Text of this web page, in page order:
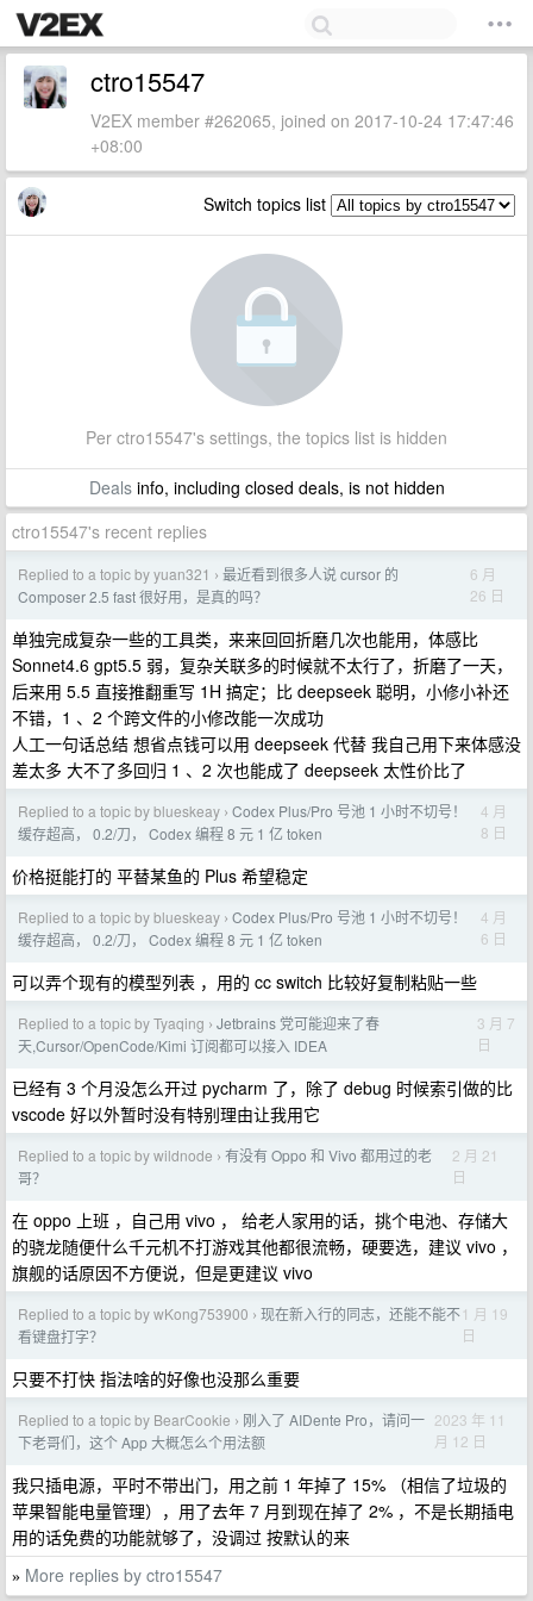
ctro15547
V2EX member #262065, joined on 2017-10-24 17:47:46
+08:00
Switch topics list
Per ctro15547's settings, the topics list is hidden
Dealsinfo, including closed deals, is not hidden
ctro15547's recent replies
Replied to a topic by yuan321 › 最近看到很多人说 cursor 的
Composer 2.5 fast 很好用，是真的吗？
6 月
26 日
单独完成复杂一些的工具类，来来回回折磨几次也能用，体感比
Sonnet4.6 gpt5.5 弱，复杂关联多的时候就不太行了，折磨了一天，
后来用 5.5 直接推翻重写 1H 搞定；比 deepseek 聪明，小修小补还
不错，1 、2 个跨文件的小修改能一次成功
人工一句话总结 想省点钱可以用 deepseek 代替 我自己用下来体感没
差太多 大不了多回归 1 、2 次也能成了 deepseek 太性价比了
Replied to a topic by blueskeay › Codex Plus/Pro 号池 1 小时不切号！
缓存超高， 0.2/刀， Codex 编程 8 元 1 亿 token
4 月
8 日
价格挺能打的 平替某鱼的 Plus 希望稳定
Replied to a topic by blueskeay › Codex Plus/Pro 号池 1 小时不切号！
缓存超高， 0.2/刀， Codex 编程 8 元 1 亿 token
4 月
6 日
可以弄个现有的模型列表 ，用的 cc switch 比较好复制粘贴一些
Replied to a topic by Tyaqing › Jetbrains 党可能迎来了春
天,Cursor/OpenCode/Kimi 订阅都可以接入 IDEA
3 月 7
日
已经有 3 个月没怎么开过 pycharm 了，除了 debug 时候索引做的比
vscode 好以外暂时没有特别理由让我用它
Replied to a topic by wildnode › 有没有 Oppo 和 Vivo 都用过的老
哥？
2 月 21
日
在 oppo 上班 ，自己用 vivo ， 给老人家用的话，挑个电池、存储大
的骁龙随便什么千元机不打游戏其他都很流畅，硬要选，建议 vivo ，
旗舰的话原因不方便说，但是更建议 vivo
Replied to a topic by wKong753900 › 现在新入行的同志，还能不能不
看键盘打字？
1 月 19
日
只要不打快 指法啥的好像也没那么重要
Replied to a topic by BearCookie › 刚入了 AIDente Pro，请问一
下老哥们，这个 App 大概怎么个用法额
2023 年 11
月 12 日
我只插电源，平时不带出门，用之前 1 年掉了 15% （相信了垃圾的
苹果智能电量管理），用了去年 7 月到现在掉了 2% ，不是长期插电
用的话免费的功能就够了，没调过 按默认的来
» More replies by ctro15547